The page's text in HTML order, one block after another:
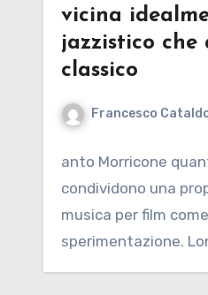
vicina
jazzistico che
classico
Francesco
anto Morricone
condividono una
musica per film
sperimentazione.